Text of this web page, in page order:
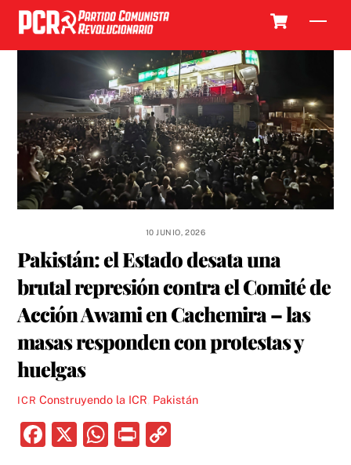
Skip
content
10 JUNIO, 2026
Pakistán: el Estado desata una
brutal represión contra el Comité de
Acción Awami en Cachemira – las
masas responden con protestas y
huelgas
ICR Construyendo la ICR Pakistán
F
X
W P